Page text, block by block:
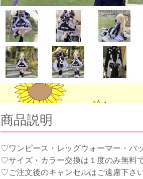
商品説明
♡ワンピース・レッグウォーマー・バ
♡サイズ・カラー交換は１度のみ無料
♡ご注文後のキャンセルはご遠慮下さい